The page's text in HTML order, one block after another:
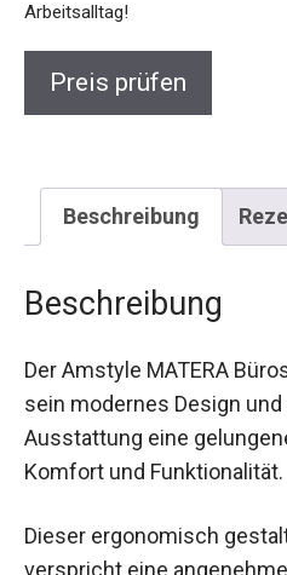
Arbeitsalltag!
Preis prüfen
Beschreibung
Beschreibung
Der Amstyle MATERA
sein modernes Design
Ausstattung eine
Komfort und Funktionalität.
Dieser ergonomisch
verspricht eine